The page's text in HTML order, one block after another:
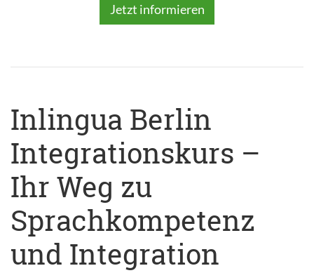
Jetzt informieren
Inlingua Berlin
Integrationskurs –
Ihr Weg zu
Sprachkompetenz
und Integration